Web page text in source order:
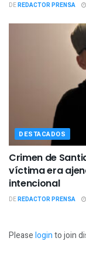
DEREDACTOR PRENSA
DESTACADOS
Crimen de
víctima era
intencional
DEREDACTOR PRENSA
Pleaseloginto join